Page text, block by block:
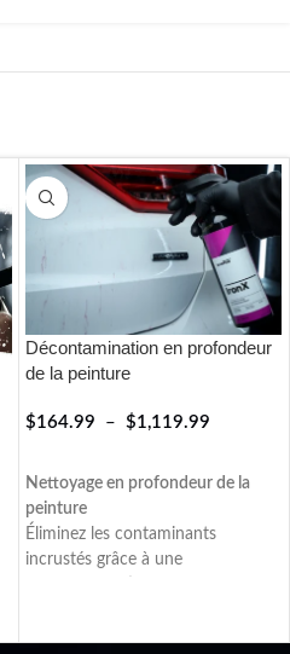
Décontamination en profondeur
de la peinture
$164.99 – $1,119.99
Nettoyage en profondeur de la
peinture
Éliminez les contaminants
incrustés grâce à une